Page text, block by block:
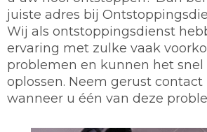
juiste adres bij
Wij als ontstoppingsdienst
ervaring met zulke vaak
problemen en kunnen het snel
oplossen. Neem gerust
wanneer u één van deze